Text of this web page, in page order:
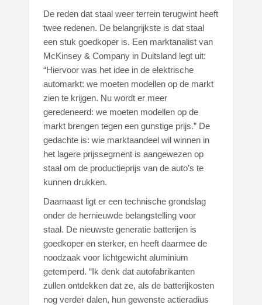
De reden dat staal weer terrein terugwint heeft
twee redenen. De belangrijkste is dat staal
een stuk goedkoper is. Een marktanalist van
McKinsey & Company in Duitsland legt uit:
“Hiervoor was het idee in de elektrische
automarkt: we moeten modellen op de markt
zien te krijgen. Nu wordt er meer
geredeneerd: we moeten modellen op de
markt brengen tegen een gunstige prijs.” De
gedachte is: wie marktaandeel wil winnen in
het lagere prijssegment is aangewezen op
staal om de productieprijs van de auto’s te
kunnen drukken.
Daarnaast ligt er een technische grondslag
onder de hernieuwde belangstelling voor
staal. De nieuwste generatie batterijen is
goedkoper en sterker, en heeft daarmee de
noodzaak voor lichtgewicht aluminium
getemperd. “Ik denk dat autofabrikanten
zullen ontdekken dat ze, als de batterijkosten
nog verder dalen, hun gewenste actieradius